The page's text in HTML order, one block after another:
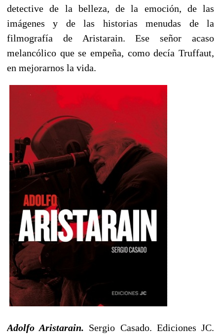
detective de la belleza, de la emoción, de las
imágenes y de las historias menudas de la
filmografía de Aristarain. Ese señor acaso
melancólico que se empeña, como decía Truffaut,
en mejorarnos la vida.
Adolfo Aristarain. Sergio Casado. Ediciones JC.